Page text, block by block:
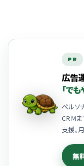
PR
広告
「で
ペルソ
CRMま
支援。
無